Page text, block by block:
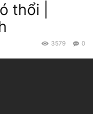
thổi |
0
3579